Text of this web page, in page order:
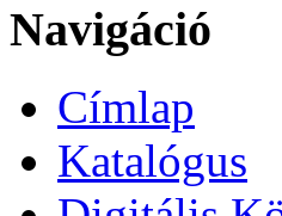
Navigáció
Címlap
Katalógus